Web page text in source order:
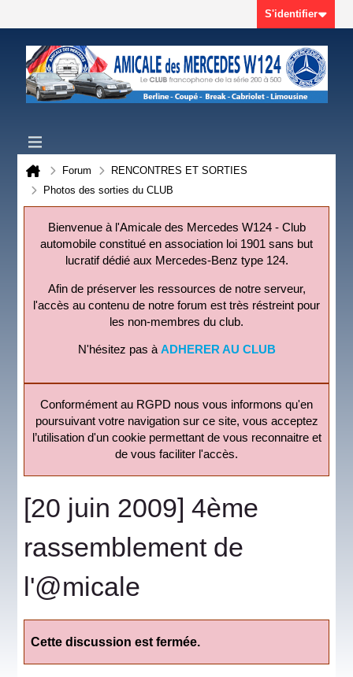
S'identifier
Forum
RENCONTRES ET SORTIES
Photos des sorties du CLUB
Bienvenue à l'Amicale des Mercedes W124 - Club
automobile constitué en association loi 1901 sans but
lucratif dédié aux Mercedes-Benz type 124.
Afin de préserver les ressources de notre serveur,
l'accès au contenu de notre forum est très réstreint pour
les non-membres du club.
N'hésitez pas à ADHERER AU CLUB
Conformément au RGPD nous vous informons qu'en
poursuivant votre navigation sur ce site, vous acceptez
l’utilisation d'un cookie permettant de vous reconnaitre et
de vous faciliter l'accès.
[20 juin 2009] 4ème
rassemblement de
l'@micale
Cette discussion est fermée.